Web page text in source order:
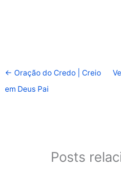
← Oração do Credo | Creio
em Deus Pai
Posts